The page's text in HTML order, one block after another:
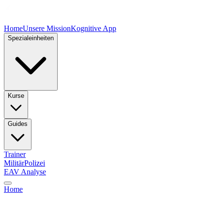
HomeUnsere MissionKognitive App
Spezialeinheiten
Kurse
Guides
Trainer
MilitärPolizei
EAV Analyse
Home